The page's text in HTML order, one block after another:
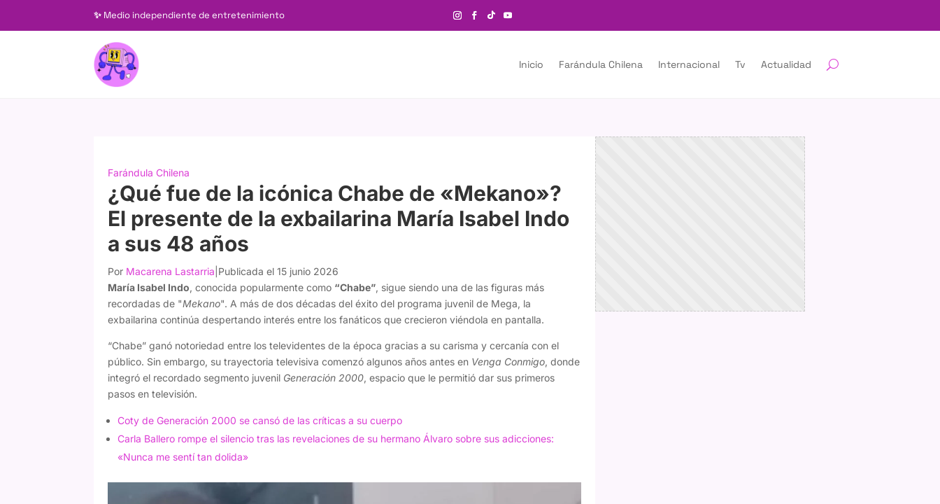
✨ Medio independiente de entretenimiento
Inicio Farándula Chilena Internacional Tv Actualidad
Farándula Chilena
¿Qué fue de la icónica Chabe de «Mekano»?
El presente de la exbailarina María Isabel Indo
a sus 48 años
Por Macarena Lastarria Publicada el 15 junio 2026
María Isabel Indo, conocida popularmente como “Chabe”, sigue siendo una de las figuras más
recordadas de "Mekano". A más de dos décadas del éxito del programa juvenil de Mega, la
exbailarina continúa despertando interés entre los fanáticos que crecieron viéndola en pantalla.
“Chabe” ganó notoriedad entre los televidentes de la época gracias a su carisma y cercanía con el
público. Sin embargo, su trayectoria televisiva comenzó algunos años antes en Venga Conmigo, donde
integró el recordado segmento juvenil Generación 2000, espacio que le permitió dar sus primeros
pasos en televisión.
Coty de Generación 2000 se cansó de las críticas a su cuerpo
Carla Ballero rompe el silencio tras las revelaciones de su hermano Álvaro sobre sus adicciones:
«Nunca me sentí tan dolida»